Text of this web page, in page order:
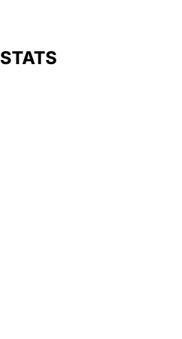
STATS